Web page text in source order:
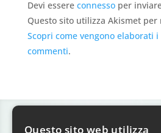
Devi essere connessoper
Questo sito utilizza Akismet
Scopri come vengono elaborati
commenti.
Questo sito web utilizza